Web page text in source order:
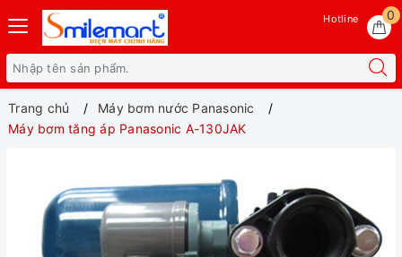
0
Hotline
Trang chủ
Máy bơm nước Panasonic
Máy bơm tăng áp Panasonic A-130JAK